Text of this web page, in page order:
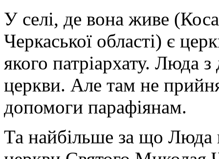
У селі, де вона живе
Черкаської області) є
якого патріархату. Люда
церкви. Але там не
допомоги парафіянам.
Та найбільше за що Люда